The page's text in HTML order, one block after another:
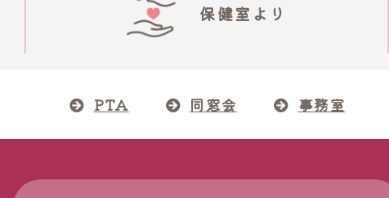
保健室より
PTA 同窓会 事務室